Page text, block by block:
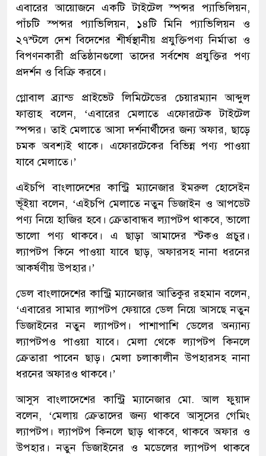
এবারের আয়োজনে একটি টাইটেল স্পন্সর প্যাভিলিয়ন,
পাঁচটি স্পন্সর প্যাভিলিয়ন, ১৪টি মিনি প্যাভিলিয়ন ও
২৭স্টলে দেশ বিদেশের শীর্ষস্থানীয় প্রযুক্তিপণ্য নির্মাতা ও
বিপণনকারী প্রতিষ্ঠানগুলো তাদের সর্বশেষ প্রযুক্তির পণ্য
প্রদর্শন ও বিক্রি করবে।
গ্লোবাল ব্র্যান্ড প্রাইভেট লিমিটেডের চেয়ারম্যান আব্দুল
ফাত্তাহ বলেন, ‘এবারের মেলাতে এফোরটেক টাইটেল
স্পন্সর। তাই মেলাতে আসা দর্শনার্থীদের জন্য অফার, ছাড়ে
চমক অবশ্যই থাকে। এফোরটেকের বিভিন্ন পণ্য পাওয়া
যাবে মেলাতে।’
এইচপি বাংলাদেশের কান্ট্রি ম্যানেজার ইমরুল হোসেইন
ভূঁইয়া বলেন, ‘এইচপি মেলাতে নতুন ডিজাইন ও আপডেট
পণ্য নিয়ে হাজির হবে। ক্রেতাবান্ধব ল্যাপটপ থাকবে, ভালো
ভালো পণ্য থাকবে। এ ছাড়া আমাদের স্টকও প্রচুর।
ল্যাপটপ কিনে পাওয়া যাবে ছাড়, অফারসহ নানা ধরনের
আকর্ষণীয় উপহার।’
ডেল বাংলাদেশের কান্ট্রি ম্যানেজার আতিকুর রহমান বলেন,
‘এবারের সামার ল্যাপটপ ফেয়ারে ডেল নিয়ে আসছে নতুন
ডিজাইনের নতুন ল্যাপটপ। পাশাপাশি ডেলের অন্যান্য
ল্যাপটপও পাওয়া যাবে। মেলা থেকে ল্যাপটপ কিনলে
ক্রেতারা পাবেন ছাড়। মেলা চলাকালীন উপহারসহ নানা
ধরনের অফারও থাকবে।’
আসুস বাংলাদেশের কান্ট্রি ম্যানেজার মো. আল ফুয়াদ
বলেন, ‘মেলায় ক্রেতাদের জন্য থাকবে আসুসের গেমিং
ল্যাপটপ। ল্যাপটপ কিনলে ছাড় থাকবে, থাকবে অফার ও
উপহার। নতুন ডিজাইনের ও মডেলের ল্যাপটপ থাকবে